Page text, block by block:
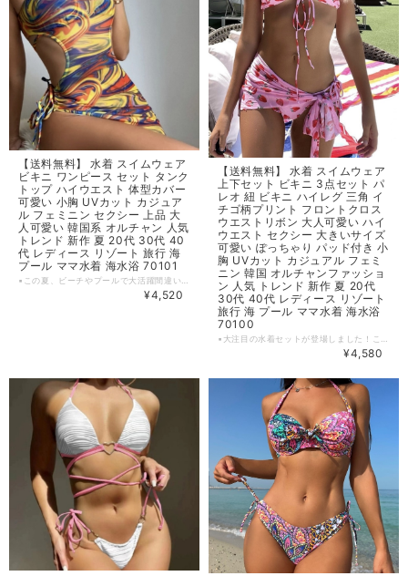
【送料無料】 水着 スイムウェア
ビキニ ワンピース セット タンク
トップ ハイウエスト 体型カバー
可愛い 小胸 UVカット カジュア
ル フェミニン セクシー 上品 大
人可愛い 韓国系 オルチャン 人気
トレンド 新作 夏 20代 30代 40
代 レディース リゾート 旅行 海
プール ママ水着 海水浴 70101
▪この夏、ビーチやプールで大活躍間違いなしの水着セットが登場しました！今回のセットは、可愛らしいハイウエストでタンクのワンピースとビキニのセットで体型カバーも抜群。フェミニンでセクシー、さらに上品なデザインは大人女性にぴったりです。 ▪キュートで大人っぽいスタイルを手に入れて輝いてみませんか？ 【カラー】 イエロー・グリーン・レッド 【サイズ】 S カップ：A‐B バスト：80‐85cm ウエスト：61‐66cm ヒップ：86‐91cm M カップ：B‐C バスト：85‐90cm ウエスト：66‐71cm ヒップ：91‐96cm L カップ：C‐D/E バスト：90‐95cm ウエスト：71‐76cm ヒップ：96‐101cm ※1~3cmの誤差がある場合がございます。 ※※※ご購入前に以下を必ずお読みください※※※ この度は数ある中から当ショップを訪問していただきありがとうございます。 【 wintmomo 】は流行をいち早く取り入れたファッションをお値打ち価格で提供するお店です！ 毎日楽しく着ることのできるお洋服を取りそろえています。 気持ちの良い取引・商品に満足して頂きたいため、誠にご面倒をおかけしますが、以下の注意点をご覧くださいますよう、お願いいたします。 【商品・送料について】 ・お手持ちのパソコン・スマートフォン・携帯の画面により商品のお色に若干の差がございます。 ・サイズは買い付け先の生産表記です。測り方により1-3cmほど誤差がある場合がございます。 ・北海道、沖縄、離島は送料プラス2500円頂戴しております。 【納期について】 ・お取り寄せ商品のため、2-3週間程お時間頂いております。 更にお時間かかる場合もございますので、余裕をもってご注文いただきますようお願いします。 在庫切れ、生産中止の商品につきましてはキャンセルさせていただく場合がございます。 何卒ご了承くださいませ。 【返品について】 ・ご注文後のキャンセル・内容変更はお受けできません。 ・品到着後に関して、サイズ変更、カラーやイメージが違う、実寸が違う等を気にされる方のクレーム、返品、交換は一切お受けしておりません。(破れ等の初期不良は除きます) 【ご連絡について】 ・ショップご利用時にあたりご案内やお取り寄せ状況をメールにてさせていただいております。 （
¥4,520
【送料無料】 水着 スイムウェア
上下セット ビキニ 3点セット パ
レオ 紐 ビキニ ハイレグ 三角 イ
チゴ柄プリント フロントクロス
ウエストリボン 大人可愛い ハイ
ウエスト セクシー 大きいサイズ
可愛い ぽっちゃり パッド付き 小
胸 UVカット カジュアル フェミ
ニン 韓国 オルチャンファッショ
ン 人気 トレンド 新作 夏 20代
30代 40代 レディース リゾート
旅行 海 プール ママ水着 海水浴
70100
¥4,580